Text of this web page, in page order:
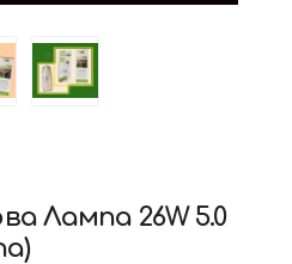
Лампа 26W 5.0